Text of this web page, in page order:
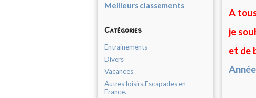
Meilleurs classements
Catégories
Entrainements
Divers
Vacances
Autres loisirs.Escapades en
France.
A
je
et de